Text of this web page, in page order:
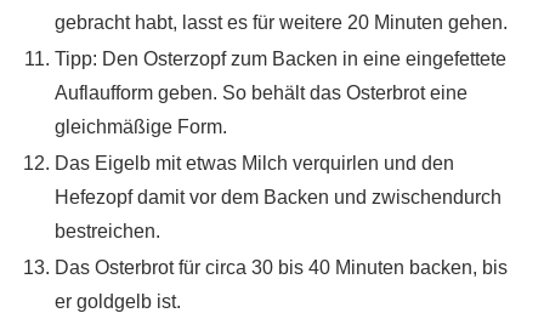
gebracht habt, lasst es für weitere 20 Minuten gehen.
Tipp: Den Osterzopf zum Backen in eine eingefettete
Auflaufform geben. So behält das Osterbrot eine
gleichmäßige Form.
Das Eigelb mit etwas Milch verquirlen und den
Hefezopf damit vor dem Backen und zwischendurch
bestreichen.
Das Osterbrot für circa 30 bis 40 Minuten backen, bis
er goldgelb ist.